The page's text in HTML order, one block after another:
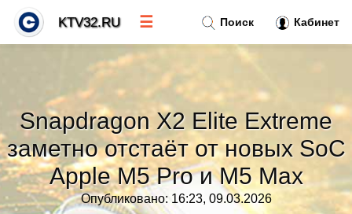
Snapdragon X2 Elite Extreme
заметно отстаёт от новых SoC
Apple M5 Pro и M5 Max
Опубликовано: 16:23, 09.03.2026
Поиск Кабинет
KTV32.RU ☰
Тренды новостей»
Рубрики»